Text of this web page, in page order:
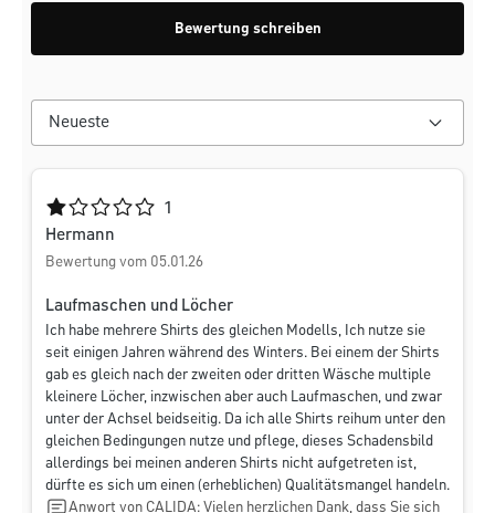
Bewertung schreiben
Durchschnittliche Bewertung von 1 von 5 Sternen
1
Hermann
Bewertung vom 05.01.26
Laufmaschen und Löcher
Ich habe mehrere Shirts des gleichen Modells, Ich nutze sie
seit einigen Jahren während des Winters. Bei einem der Shirts
gab es gleich nach der zweiten oder dritten Wäsche multiple
kleinere Löcher, inzwischen aber auch Laufmaschen, und zwar
unter der Achsel beidseitig. Da ich alle Shirts reihum unter den
gleichen Bedingungen nutze und pflege, dieses Schadensbild
allerdings bei meinen anderen Shirts nicht aufgetreten ist,
dürfte es sich um einen (erheblichen) Qualitätsmangel handeln.
Anwort von CALIDA: Vielen herzlichen Dank, dass Sie sich